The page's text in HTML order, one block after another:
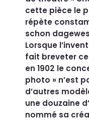
cette pièce le
répète
schon
Lorsque
fait breveter
en 1902 le
photo » n’est
d’autres
une douzaine
nommé sa